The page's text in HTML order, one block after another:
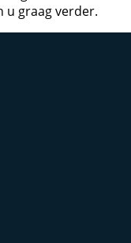
u graag verder.